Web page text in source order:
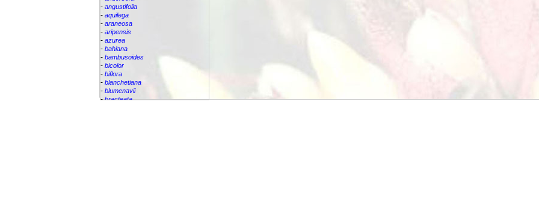
- angustifolia
- aquilega
- araneosa
- aripensis
- azurea
- bahiana
- bambusoides
- bicolor
- biflora
- blanchetiana
- blumenavii
-bracteata